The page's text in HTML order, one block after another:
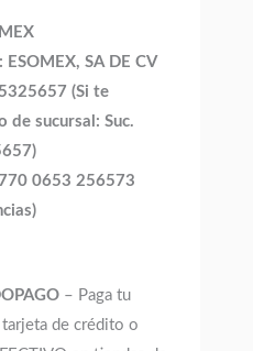
SA DE CV
(Si te
de sucursal: Suc.
0653 256573
– Paga tu
de crédito o